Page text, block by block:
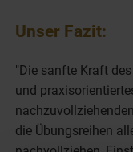
Unser Fazit:
"Die sanfte Kraft
und
die Übungsreihen